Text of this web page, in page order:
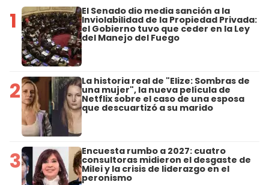
1 El Senado dio media sanción a la
Inviolabilidad de la Propiedad Privada:
el Gobierno tuvo que ceder en la Ley
del Manejo del Fuego
2 La historia real de "Elize: Sombras de
una mujer", la nueva película de
Netflix sobre el caso de una esposa
que descuartizó a su marido
3 Encuesta rumbo a 2027: cuatro
consultoras midieron el desgaste de
Milei y la crisis de liderazgo en el
peronismo